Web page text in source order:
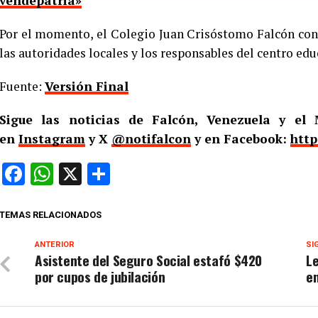
Por el momento, el Colegio Juan Crisóstomo Falcón
las autoridades locales y los responsables del centro
Fuente: Versión Final
Sigue las noticias de Falcón, Venezuela y
en Instagramy X @notifalcony en Facebook:
Facebook
WhatsApp
X
TEMAS RELACIONADOS
ANTERIOR
Asistente del Seguro Social estafó $420
por cupos de jubilación